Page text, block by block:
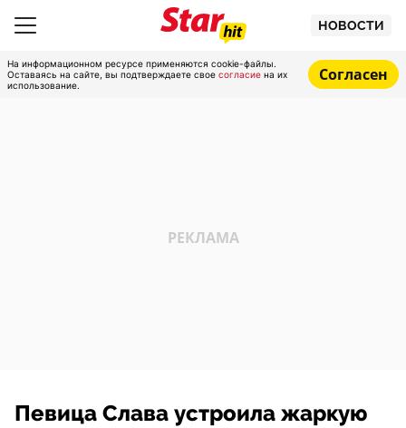
НОВОСТИ
На информационном ресурсе применяются cookie-файлы.
Оставаясь на сайте, вы подтверждаете свое согласие на их
использование.
Согласен
Певица Слава устроила жаркую